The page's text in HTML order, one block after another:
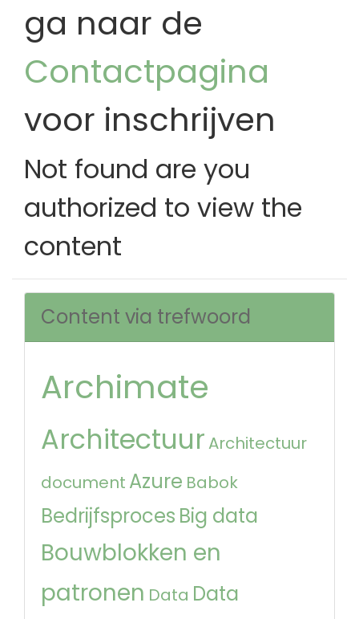
ga naar de
Contactpagina
voor inschrijven
Not found are you
authorized to view the
content
Content via trefwoord
Archimate
Architectuur Architectuur
document Azure Babok
Bedrijfsproces Big data
Bouwblokken en
patronen Data Data